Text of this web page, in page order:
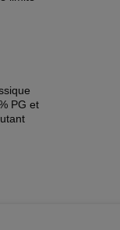
PG et